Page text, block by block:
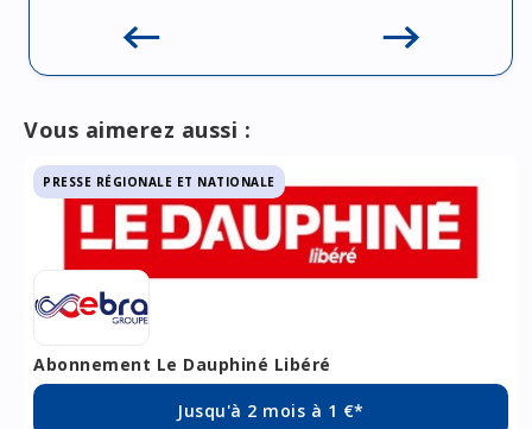
Vous aimerez aussi :
PRESSE RÉGIONALE ET NATIONALE
Abonnement Le Dauphiné Libéré
Jusqu'à 2 mois à 1 €*